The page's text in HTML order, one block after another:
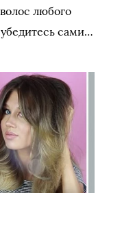
любого
сами…